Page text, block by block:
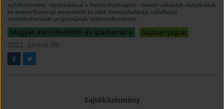
sajtóközlemény: mentorálással a fenntarthatóságért – ismert vállalatok mutatkoztak
be fenntarthatósági mentorként az mkik fenntarthatósági vállalkozói
szemléletformálás programjának nyitórendezvényén
Magyar Kereskedelmi és Iparkamara
Sajtóanyagok
2022. június 09.
Sajtóközlemény